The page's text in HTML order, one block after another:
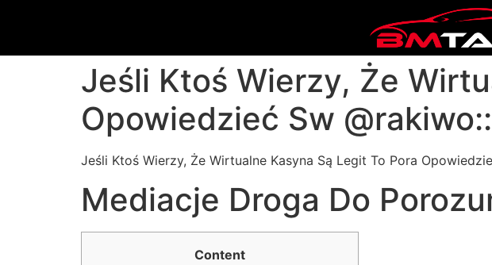
Jeśli Ktoś Wierzy, Że
Opowiedzieć Sw
Jeśli Ktoś Wierzy, Że Wirtualne Kasyna Są Legit To Pora
Mediacje Droga Do
Content